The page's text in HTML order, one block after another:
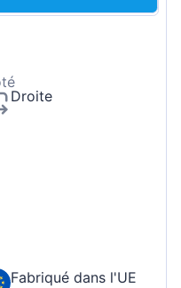
Droite
Fabriqué dans l'UE